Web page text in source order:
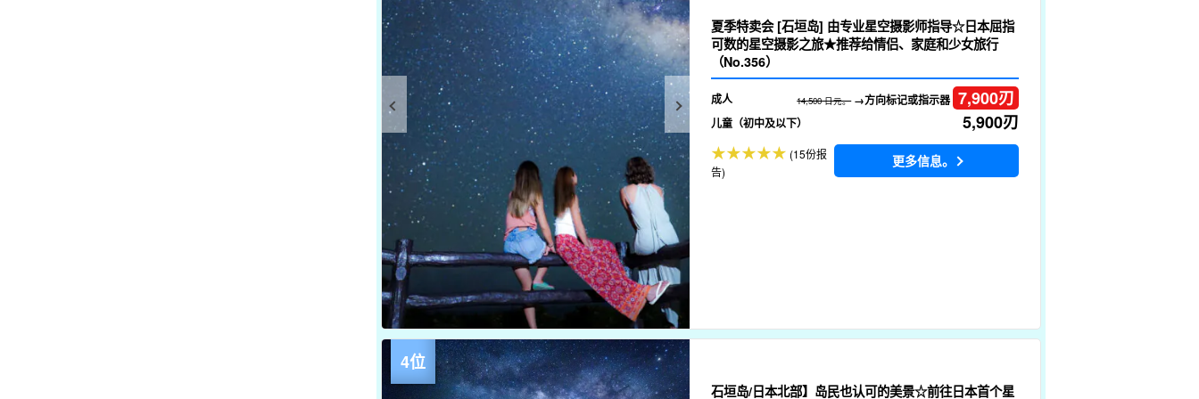
夏季特卖会 [石垣岛] 由专业星空摄影师指导☆日本屈指
可数的星空摄影之旅★推荐给情侣、家庭和少女旅行
（No.356）
成人 14,500 日元。→方向标记或指示器 7,900刃
儿童（初中及以下） 5,900刃
(15份报
告)
更多信息。
石垣岛/日本北部】岛民也认可的美景☆前往日本首个星